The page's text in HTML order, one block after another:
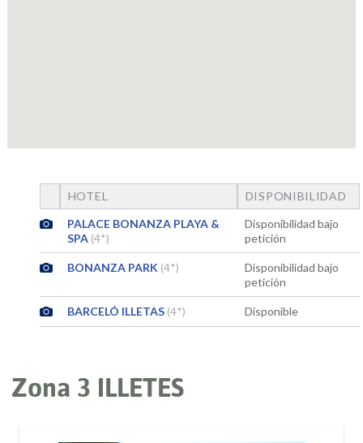
HOTEL
DISPONIBILIDAD
PALACE BONANZA PLAYA &
SPA (4*)
Disponibilidad bajo
petición
BONANZA PARK (4*)
Disponibilidad bajo
petición
BARCELÓ ILLETAS (4*) Disponible
Zona 3 ILLETES